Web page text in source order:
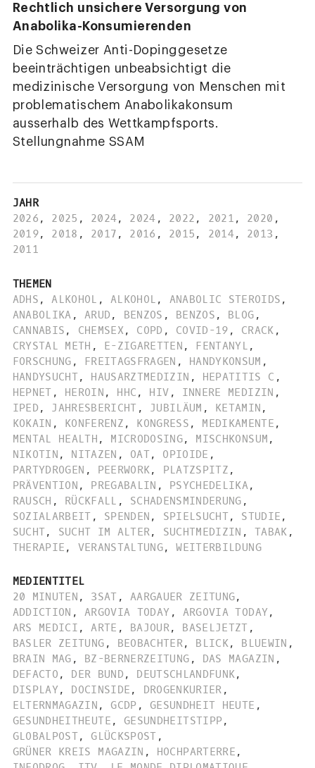
Rechtlich unsichere Versorgung von
Anabolika-Konsumierenden
Die Schweizer Anti-Dopinggesetze
beeinträchtigen unbeabsichtigt die
medizinische Versorgung von Menschen mit
problematischem Anabolikakonsum
ausserhalb des Wettkampfsports.
Stellungnahme SSAM
JAHR
2026 , 2025 , 2024, 2024 , 2022 , 2021 , 2020 ,
2019, 2018 , 2017 , 2016 , 2015 , 2014, 2013 ,
2011
THEMEN
ADHS , ALKOHOL , ALKOHOL , ANABOLIC STEROIDS ,
ANABOLIKA , ARUD , BENZOS , BENZOS , BLOG ,
CANNABIS , CHEMSEX , COPD , COVID-19 , CRACK ,
CRYSTAL METH , E-ZIGARETTEN , FENTANYL ,
FORSCHUNG , FREITAGSFRAGEN , HANDYKONSUM ,
HANDYSUCHT, HAUSARZTMEDIZIN , HEPATITIS C ,
HEPNET , HEROIN , HHC , HIV , INNERE MEDIZIN ,
IPED , JAHRESBERICHT , JUBILÄUM , KETAMIN ,
KOKAIN , KONFERENZ , KONGRESS , MEDIKAMENTE ,
MENTAL HEALTH , MICRODOSING, MISCHKONSUM ,
NIKOTIN , NITAZEN , OAT, OPIOIDE ,
PARTYDROGEN , PEERWORK, PLATZSPITZ ,
PRÄVENTION , PREGABALIN , PSYCHEDELIKA,
RAUSCH , RÜCKFALL , SCHADENSMINDERUNG ,
SOZIALARBEIT , SPENDEN , SPIELSUCHT, STUDIE ,
SUCHT, SUCHT IM ALTER, SUCHTMEDIZIN , TABAK ,
THERAPIE , VERANSTALTUNG, WEITERBILDUNG
MEDIENTITEL
20 MINUTEN , 3SAT , AARGAUER ZEITUNG,
ADDICTION , ARGOVIA TODAY , ARGOVIA TODAY,
ARS MEDICI , ARTE , BAJOUR, BASELJETZT ,
BASLER ZEITUNG , BEOBACHTER, BLICK, BLUEWIN ,
BRAIN MAG , BZ-BERNERZEITUNG , DAS MAGAZIN ,
DEFACTO , DER BUND , DEUTSCHLANDFUNK,
DISPLAY, DOCINSIDE , DROGENKURIER ,
ELTERNMAGAZIN , GCDP , GESUNDHEIT HEUTE ,
GESUNDHEITHEUTE , GESUNDHEITSTIPP,
GLOBALPOST, GLÜCKSPOST ,
GRÜNER KREIS MAGAZIN , HOCHPARTERRE ,